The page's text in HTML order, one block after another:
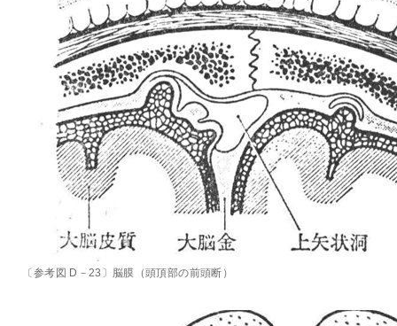
〔参考図 D－23〕脳膜（頭頂部の前頭断）